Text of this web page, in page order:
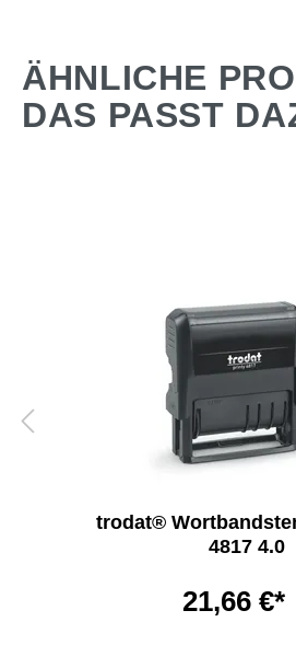
ÄHNLICHE
DAS PASST
trodat®
4817 4.0
21,66 €*